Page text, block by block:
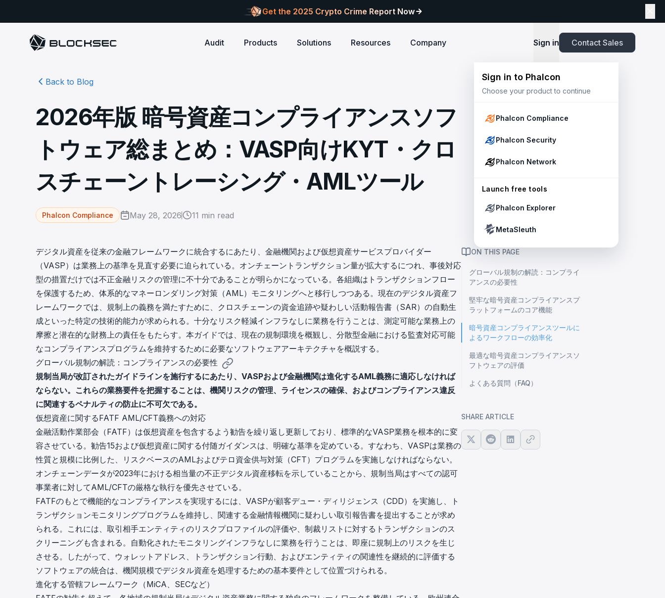
Get the 2025 Crypto Crime Report Now
Audit
robust, reliable, and meets top security
standards.
Infrastructure Audits
other infrastructure stack against
systemic risk.
Products
Phalcon Security
Detect every threat, alert what
time.
Safe{Wallet} Monitor
Monitor, analyze, and simulate to
ensure your Safe{Wallet}’s security.
Stop hacks at the Sequencer level to
ensure L2 security.
Visualize, simulate, and debug on-
interface.
Phalcon Compliance Free Trial
Identify illicit activities, manage risks,
Phalcon Network
Monitor illicit fund inflows and receive
real-time alerts before they are
withdrawn.
Track crypto funds, visualize
transaction flows, and simplify on-
Crypto AML API
screening APIs for crypto compliance.
Trace.ai
New
Trace stolen crypto with AI-powered
x402 Compliance API
Pay-per-call AML intelligence via the
x402 protocol.
Web3 Companion
TOOLS
Enhance your blockchain explorer with
capabilities.
Simulation API
transaction.
USDT Freeze Checker
Tether’s blacklist in real time.
Solutions
Secure your code pre-launch and block attacks in
real-time. Safeguard both user assets and your
reputation.
Identify illicit activities, manage risks, and ensure
AML/CFT compliance.
attacks at the source to shield your ecosystem and
reputation.
Stablecoin Issuer
Secure your contracts pre-launch and monitor
stability and regulatory trust.
Crypto Payment
Block illicit funds in real-time and meet global
transaction.
RWA
Build Investor Trust and Secure Your Platform at
every layer: Audit your tokenization contracts,
screen every transaction, and protect your treasury.
Resources
security audits by Block Sec.
Comprehensive docs to help you build securely
with BlockSec
Security Incidents Library Free
Comprehensive docs to help you build securely
new.
Influential papers advancing blockchain security.
Playbook New
Whitepaper
Stablecoin Issuer Freeze Risk: A User-Centric
2025 Crypto Crime Report
Handbook
Crypto Payment Compliance Handbook
Company
Where cutting-edge research
meets real-world security.
partners shaping the Web3
security landscape.
Newsroom
news and featured stories.
Sign in
Sign in to Phalcon
Choose your product to continue
Phalcon Compliance
Phalcon Security
Phalcon Network
Launch free tools
Phalcon Explorer
MetaSleuth
Contact Sales
Back to Blog
2026年版 暗号資産コンプライアンスソフ
トウェア総まとめ：VASP向けKYT・クロ
スチェーントレーシング・AMLツール
Phalcon Compliance May 28, 2026 11 min read
デジタル資産を従来の金融フレームワークに統合するにあたり、金融機関および仮想資産サービスプロバイダー
（VASP）は業務上の基準を見直す必要に迫られている。オンチェーントランザクション量が拡大するにつれ、事後対応
型の措置だけでは不正金融リスクの管理に不十分であることが明らかになっている。各組織はトランザクションフロー
を保護するため、体系的なマネーロンダリング対策（AML）モニタリングへと移行しつつある。現在のデジタル資産フ
レームワークでは、規制上の義務を満たすために、クロスチェーンの資金追跡や疑わしい活動報告書（SAR）の自動生
成といった特定の技術的能力が求められる。十分なリスク軽減インフラなしに業務を行うことは、測定可能な業務上の
摩擦と潜在的な財務上の責任をもたらす。本ガイドでは、現在の規制環境を概観し、分散型金融における監査対応可能
なコンプライアンスプログラムを維持するために必要なソフトウェアアーキテクチャを概説する。
グローバル規制の解読：コンプライアンスの必要性
規制当局が改訂されたガイドラインを施行するにあたり、VASPおよび金融機関は進化するAML義務に適応しなければ
ならない。これらの業務要件を把握することは、機関リスクの管理、ライセンスの確保、およびコンプライアンス違反
に関連するペナルティの防止に不可欠である。
仮想資産に関するFATF AML/CFT義務への対応
金融活動作業部会（FATF）は仮想資産を包含するよう勧告を繰り返し更新しており、標準的なVASP業務を根本的に変
容させている。勧告15および仮想資産に関する付随ガイダンスは、明確な基準を定めている。すなわち、VASPは業務の
性質と規模に比例した、リスクベースのAMLおよびテロ資金供与対策（CFT）プログラムを実施しなければならない。
オンチェーンデータが2023年における相当量の不正デジタル資産移転を示していることから、規制当局はすべての認可
事業者に対してAML/CFTの厳格な執行を優先させている。
FATFのもとで機能的なコンプライアンスを実現するには、VASPが顧客デュー・ディリジェンス（CDD）を実施し、ト
ランザクションモニタリングプログラムを維持し、関連する金融情報機関に疑わしい取引報告書を提出することが求め
られる。これには、取引相手エンティティのリスクプロファイルの評価や、制裁リストに対するトランザクションのス
クリーニングも含まれる。自動化されたモニタリングインフラなしに業務を行うことは、即座に規制上のリスクを生じ
させる。したがって、 ウォレットアドレス 、トランザクション行動、およびエンティティの関連性を継続的に評価する
ソフトウェアの統合は、機関規模でデジタル資産を処理するための基本要件として位置づけられる。
進化する管轄フレームワーク（MiCA、SECなど）
ON THIS PAGE
グローバル規制の解読：コンプライ
アンスの必要性
堅牢な暗号資産コンプライアンスプ
ラットフォームのコア機能
暗号資産コンプライアンスツールに
よるワークフローの効率化
最適な暗号資産コンプライアンスソ
フトウェアの評価
よくある質問（FAQ）
SHARE ARTICLE